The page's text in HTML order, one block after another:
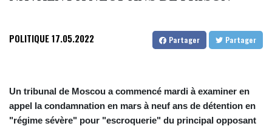
POLITIQUE17.05.2022 Partager Partager
Un tribunal de Moscou a commencé mardi à examiner en
appel la condamnation en mars à neuf ans de détention en
"régime sévère" pour "escroquerie" du principal opposant